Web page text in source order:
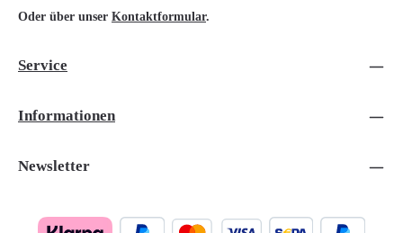
Oder über unser Kontaktformular.
Service
Informationen
Newsletter